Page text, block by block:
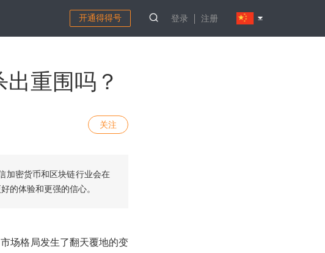
开通得得号 登录 注册
重围吗？
关注
加密货币和区块链行业会在
的体验和更强的信心。
场格局发生了翻天覆地的变